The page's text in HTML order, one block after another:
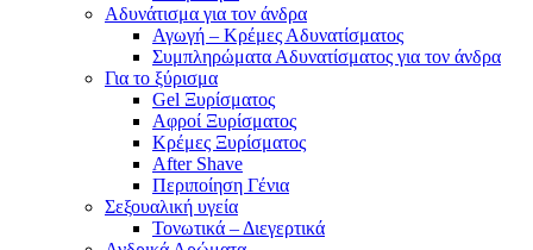
Αδυνάτισμα για τον άνδρα
Αγωγή – Κρέμες Αδυνατίσματος
Συμπληρώματα Αδυνατίσματος για τον άνδρα
Για το ξύρισμα
Gel Ξυρίσματος
Αφροί Ξυρίσματος
Κρέμες Ξυρίσματος
After Shave
Περιποίηση Γένια
Σεξουαλική υγεία
Τονωτικά – Διεγερτικά